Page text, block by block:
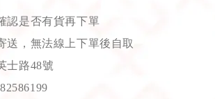
認是否有貨再下單
送，無法線上下單後自取
士路48號